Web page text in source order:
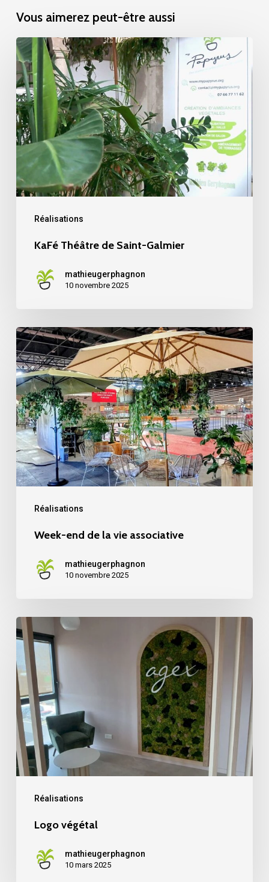
Vous aimerez peut-être aussi
Réalisations
KaFé
Théâtre
de
Saint-
Galmier
KaFé Théâtre de Saint-Galmier
mathieugerphagnon
10 novembre 2025
Réalisations
Week-
end
de
la
vie
associative
Week-end de la vie associative
mathieugerphagnon
10 novembre 2025
Réalisations
Logo
végétal
Logo végétal
mathieugerphagnon
10 mars 2025